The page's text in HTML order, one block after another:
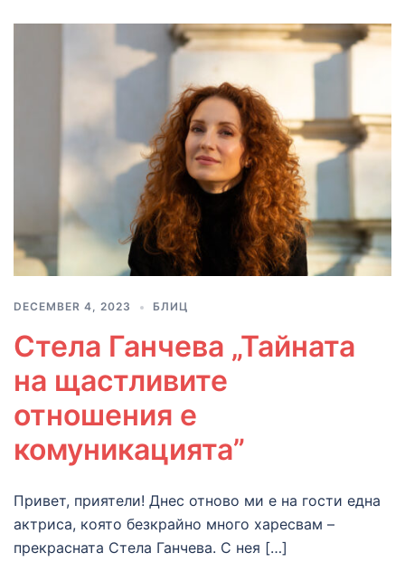
DECEMBER 4, 2023 БЛИЦ
Стела Ганчева „Тайната
на щастливите
отношения е
комуникацията”
Привет, приятели! Днес отново ми е на гости една
актриса, която безкрайно много харесвам –
прекрасната Стела Ганчева. С нея […]